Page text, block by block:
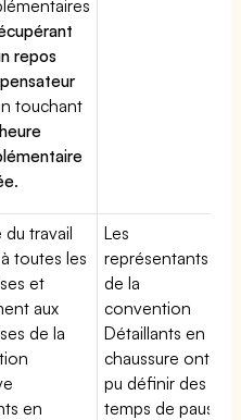
repos
touchant
.
travail
toutes les
et
aux
de la
en
Les
représentants
de la
convention
Détaillants en
chaussure ont
pu définir des
temps de pause